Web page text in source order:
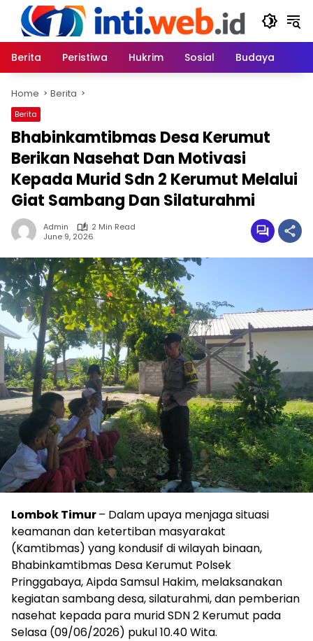
content
Berita
Peristiwa Hukrim Sosial Budaya
Home Berita
Berita
Bhabinkamtibmas Desa Kerumut
Berikan Nasehat Dan Motivasi
Kepada Murid Sdn 2 Kerumut Melalui
Giat Sambang Dan Silaturahmi
Admin
2 Min Read
June 9, 2026
Lombok Timur– Dalam upaya menjaga situasi
keamanan dan ketertiban masyarakat
(Kamtibmas) yang kondusif di wilayah binaan,
Bhabinkamtibmas Desa Kerumut Polsek
Pringgabaya, Aipda Samsul Hakim, melaksanakan
kegiatan sambang desa, silaturahmi, dan pemberian
nasehat kepada para murid SDN 2 Kerumut pada
Selasa (09/06/2026) pukul 10.40 Wita.